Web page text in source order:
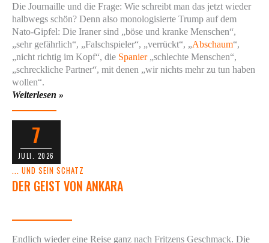
Die Journaille und die Frage: Wie schreibt man das jetzt wieder
halbwegs schön? Denn also monologisierte Trump auf dem
Nato-Gipfel: Die Iraner sind „böse und kranke Menschen“,
„sehr gefährlich“, „Falschspieler“, „verrückt“, „Abschaum“,
„nicht richtig im Kopf“, die Spanier „schlechte Menschen“,
„schreckliche Partner“, mit denen „wir nichts mehr zu tun haben
wollen“.
Weiterlesen »
7
JULI. 2026
... UND SEIN SCHATZ
DER GEIST VON ANKARA
Endlich wieder eine Reise ganz nach Fritzens Geschmack. Die